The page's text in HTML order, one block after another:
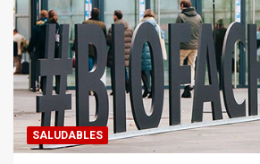
SALUDABLES